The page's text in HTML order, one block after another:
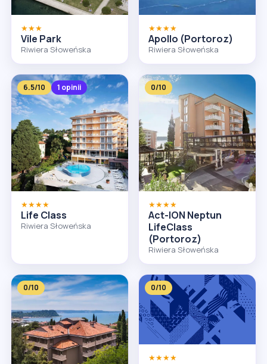
★★★
Vile Park
Riwiera Słoweńska
★★★★
Apollo (Portoroz)
Riwiera Słoweńska
6.5/10 1 opinii
★★★★
Life Class
Riwiera Słoweńska
0/10
★★★★
Act-ION Neptun
LifeClass
(Portoroz)
Riwiera Słoweńska
0/10 0/10
★★★★